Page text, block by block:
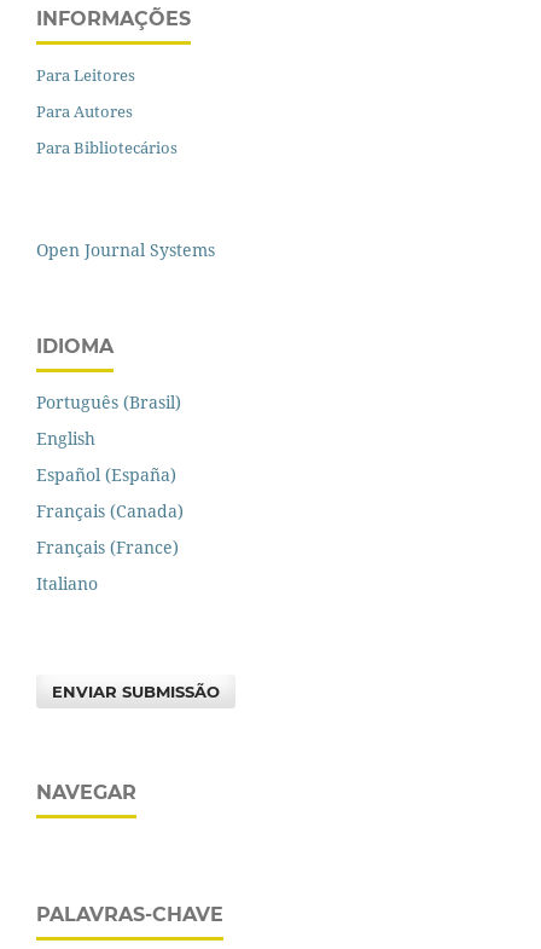
INFORMAÇÕES
Para Leitores
Para Autores
Para Bibliotecários
Open Journal Systems
IDIOMA
Português (Brasil)
English
Español (España)
Français (Canada)
Français (France)
Italiano
ENVIAR SUBMISSÃO
NAVEGAR
PALAVRAS-CHAVE